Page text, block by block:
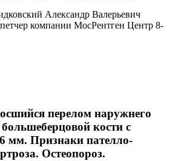
Александр Валерьевич
компании МосРентген Центр 8-
перелом наружнего
кости с
мм. Признаки пателло-
Остеопороз.